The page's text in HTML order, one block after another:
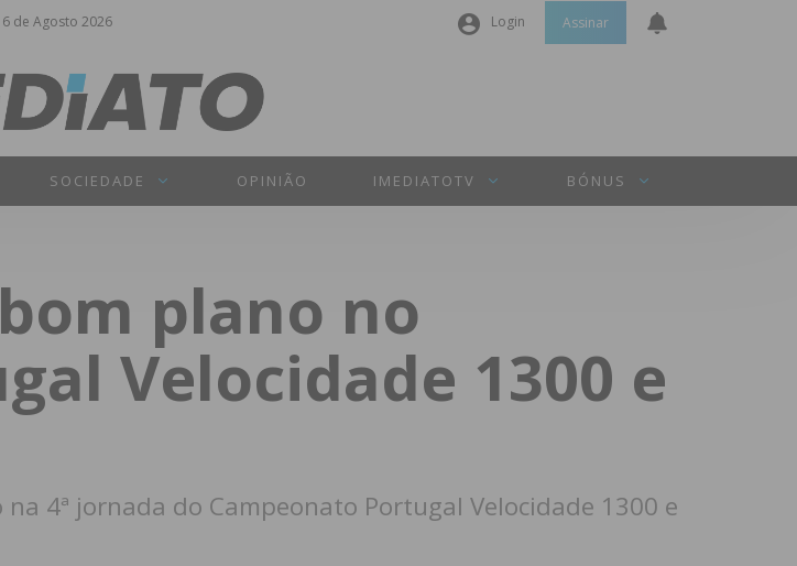
6 de Agosto 2026 Login
Senha
Perdeu a sua senha?
Assinar
SOCIEDADE OPINIÃO IMEDIATOTV BÓNUS
plano no
Velocidade 1300 e
4ª jornada do Campeonato Portugal Velocidade 1300 e